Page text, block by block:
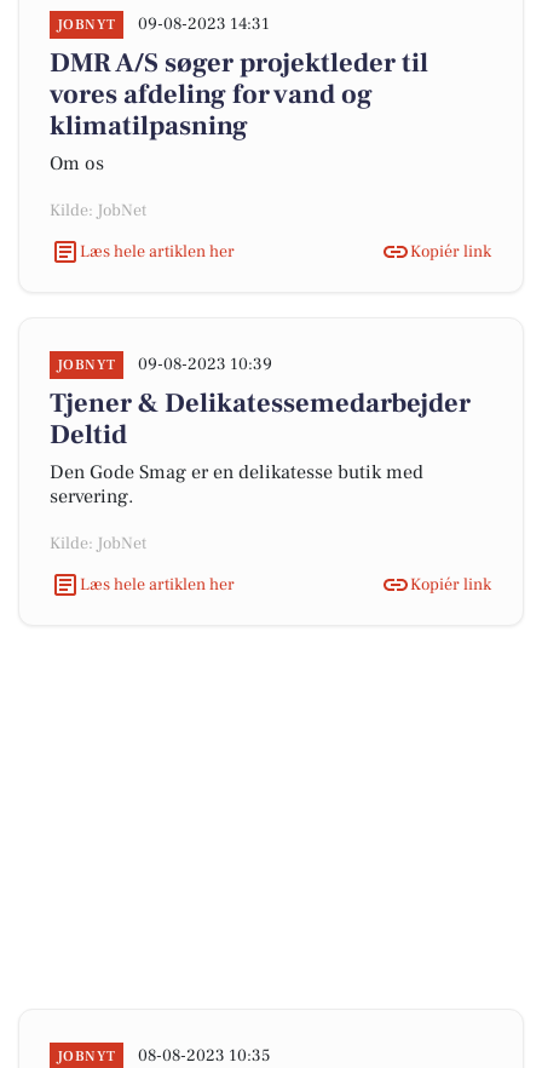
JOBNYT 09-08-2023 14:31
DMR A/S søger projektleder til
vores afdeling for vand og
klimatilpasning
Om os
Kilde: JobNet
Læs hele artiklen her
Kopiér link
JOBNYT 09-08-2023 10:39
Tjener & Delikatessemedarbejder
Deltid
Den Gode Smag er en delikatesse butik med
servering.
Kilde: JobNet
Læs hele artiklen her
Kopiér link
JOBNYT 08-08-2023 10:35